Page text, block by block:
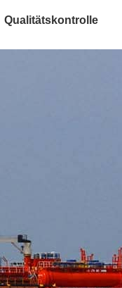
Qualitätskontrolle